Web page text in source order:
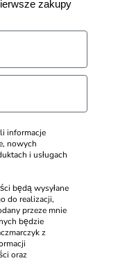
zakupy
informacje
nowych
i usługach
będą wysyłane
do realizacji,
przeze mnie
będzie
z
oraz